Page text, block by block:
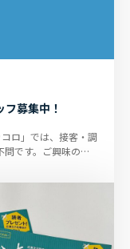
募集中！
ロ」では、接客・調
です。ご興味のあ